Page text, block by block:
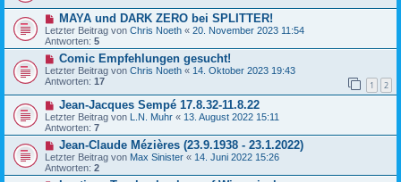
MAYA und DARK ZERO bei SPLITTER!
Letzter Beitrag von Chris Noeth « 20. November 2023 11:54
Antworten: 5
Comic Empfehlungen gesucht!
Letzter Beitrag von Chris Noeth « 14. Oktober 2023 19:43
Antworten: 17 1 2
Jean-Jacques Sempé 17.8.32-11.8.22
Letzter Beitrag von L.N. Muhr « 13. August 2022 15:11
Antworten: 7
Jean-Claude Mézières (23.9.1938 - 23.1.2022)
Letzter Beitrag von Max Sinister « 14. Juni 2022 15:26
Antworten: 2